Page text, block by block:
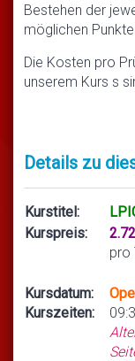
Bestehen der
möglichen
Die Kosten pro
unserem Kurs s
Details zu
Kurstitel:
Kurspreis:
pro
Kursdatum:
Kurszeiten: